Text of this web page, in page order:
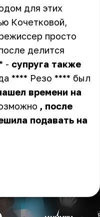
для этих
Кочетковой,
просто
делится
- супруга также
**** Резо **** был
времени на
, после
подавать на